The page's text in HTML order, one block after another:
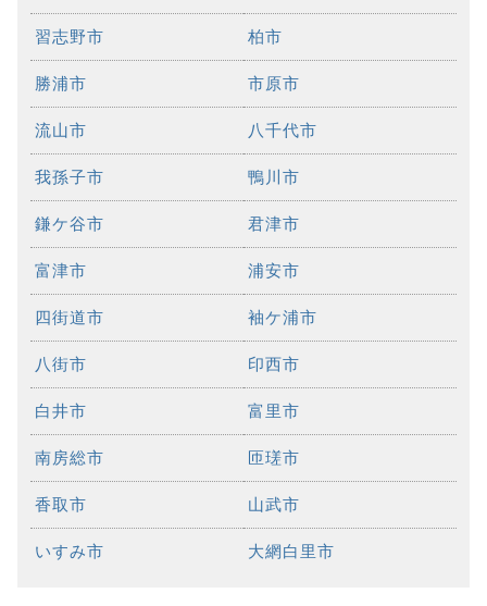
習志野市 柏市
勝浦市 市原市
流山市 八千代市
我孫子市 鴨川市
鎌ケ谷市 君津市
富津市 浦安市
四街道市 袖ケ浦市
八街市 印西市
白井市 富里市
南房総市 匝瑳市
香取市 山武市
いすみ市 大網白里市